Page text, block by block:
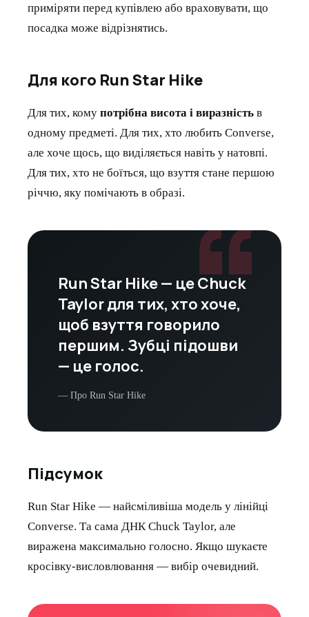
приміряти перед купівлею або враховувати, що
посадка може відрізнятись.
Для кого Run Star Hike
Для тих, кому потрібна висота і виразність в
одному предметі. Для тих, хто любить Converse,
але хоче щось, що виділяється навіть у натовпі.
Для тих, хто не боїться, що взуття стане першою
річчю, яку помічають в образі.“
Run Star Hike — це Chuck
Taylor для тих, хто хоче,
щоб взуття говорило
першим. Зубці підошви
— це голос.
— Про Run Star Hike
Підсумок
Run Star Hike — найсміливіша модель у лінійці
Converse. Та сама ДНК Chuck Taylor, але
виражена максимально голосно. Якщо шукаєте
кросівку-висловлювання — вибір очевидний.